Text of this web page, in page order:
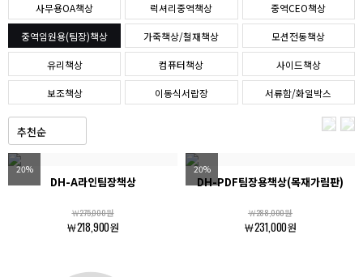
사무용OA책상 럭셔리중역책상 중역CEO책상
중역임원용(팀장)책상 가죽책상/철재책상 모션전동책상
유리책상 컴퓨터책상 사이드책상
보조책상 이동식서랍장 서류함/화일박스
20%
DH-A라인팀장책상
￦275,000원
￦218,900원
20%
DH-PDF팀장용책상(목재가림판)
￦288,000원
￦231,000원